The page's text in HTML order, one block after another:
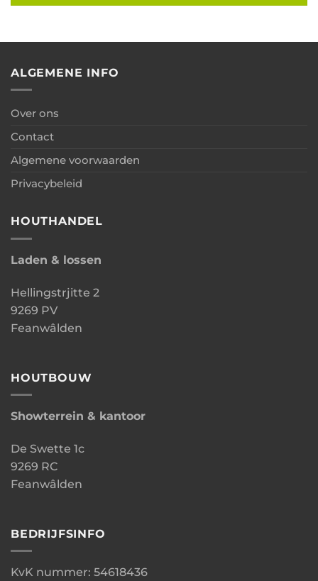
ALGEMENE INFO
Over ons
Contact
Algemene voorwaarden
Privacybeleid
HOUTHANDEL
Laden & lossen
Hellingstrjitte 2
9269 PV
Feanwâlden
HOUTBOUW
Showterrein & kantoor
De Swette 1c
9269 RC
Feanwâlden
BEDRIJFSINFO
KvK nummer: 54618436